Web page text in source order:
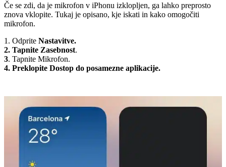
Če se zdi, da je mikrofon v iPhonu izklopljen, ga lahko preprosto
znova vklopite. Tukaj je opisano, kje iskati in kako omogočiti
mikrofon.
1. Odprite Nastavitve.
2. Tapnite Zasebnost.
3. Tapnite Mikrofon.
4. Preklopite Dostop do posamezne aplikacije.